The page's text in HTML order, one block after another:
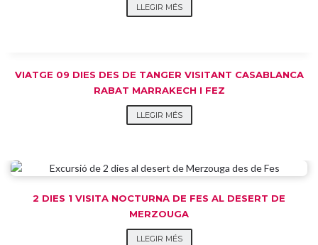
LLEGIR MÉS
VIATGE 09 DIES DES DE TANGER VISITANT CASABLANCA
RABAT MARRAKECH I FEZ
LLEGIR MÉS
2 DIES 1 VISITA NOCTURNA DE FES AL DESERT DE
MERZOUGA
LLEGIR MÉS